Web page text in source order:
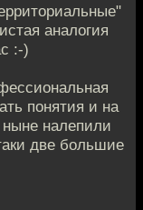
аналогия
:-)
понятия и на
налепили
две большие